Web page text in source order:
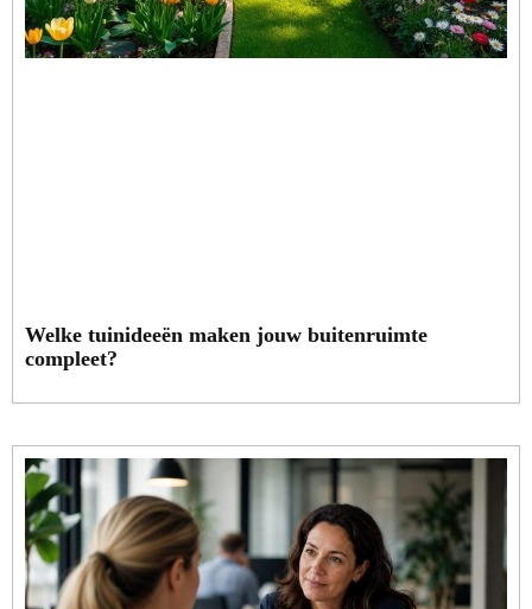
Welke tuinideeën maken jouw buitenruimte
compleet?